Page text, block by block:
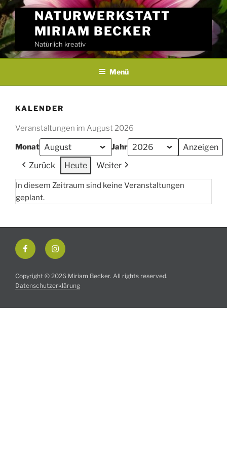
Skip
to
content
NATURWERKSTATT
MIRIAM BECKER
Natürlich kreativ
Menü
KALENDER
Veranstaltungen im August 2026
Monat Jahr
Zurück Heute Weiter
In diesem Zeitraum sind keine Veranstaltungen
geplant.
FacebookInstagram
Copyright © 2026 Miriam Becker. All rights reserved.
Datenschutzerklärung